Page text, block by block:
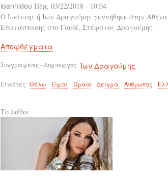
ioannidou Πέμ, 03/22/2018 - 10:04
Ο Ιωάννης ή Ίων Δραγούμης γεννήθηκε στην
Επανάστασης στο Γουδί, Στέφανος Δραγούμης.
Αποφθέγματα
Συγγραφέας - Δημιουργός Ίων Δραγούμης
Ετικέτες Θέλω Είμαι Ωραίο Δείγμα Άνθρωπος
Το λάθος